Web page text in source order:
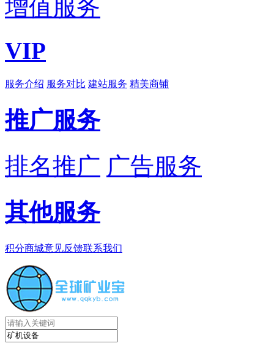
增值服务
VIP
服务介绍 服务对比 建站服务 精美商铺
推广服务
排名推广 广告服务
其他服务
积分商城意见反馈联系我们